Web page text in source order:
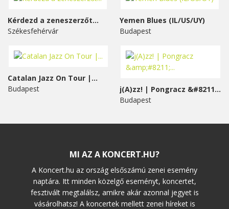
Kérdezd a zeneszerzőt...
Székesfehérvár
Yemen Blues (IL/US/UY)
Budapest
Catalan Jazz On Tour |...
Budapest
j(A)zz! | Pongracz &#8211;...
Budapest
MI AZ A KONCERT.HU?
A Koncert.hu az ország elsőszámú zenei esemény
naptára. Itt minden közelgő eseményt, koncertet,
fesztivált megtalálsz, amikre akár azonnal jegyet is
vásárolhatsz! A koncertek mellett zenei híreket is